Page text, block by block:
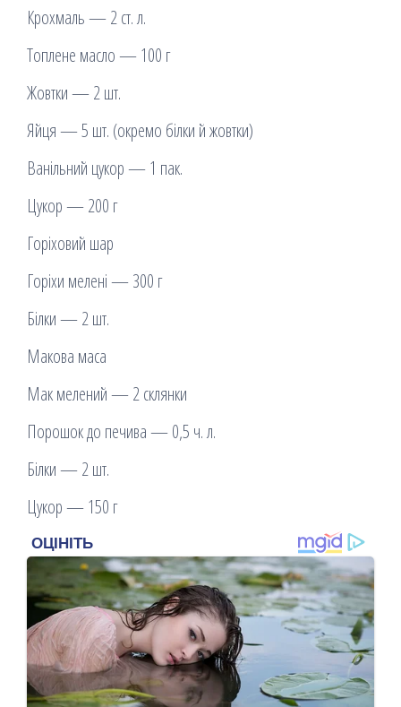
Крохмаль — 2 ст. л.
Топлене масло — 100 г
Жовтки — 2 шт.
Яйця — 5 шт. (окремо білки й жовтки)
Ванільний цукор — 1 пак.
Цукор — 200 г
Горіховий шар
Горіхи мелені — 300 г
Білки — 2 шт.
Макова маса
Мак мелений — 2 склянки
Порошок до печива — 0,5 ч. л.
Білки — 2 шт.
Цукор — 150 г